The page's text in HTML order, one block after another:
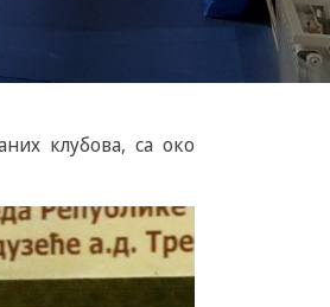
клубова, са око